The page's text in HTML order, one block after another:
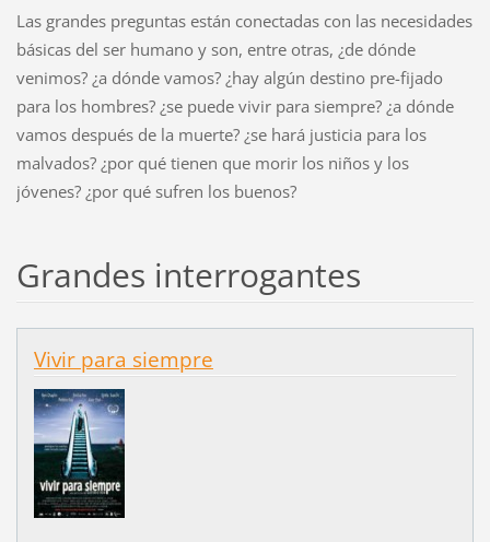
Las grandes preguntas están conectadas con las necesidades
básicas del ser humano y son, entre otras, ¿de dónde
venimos? ¿a dónde vamos? ¿hay algún destino pre-fijado
para los hombres? ¿se puede vivir para siempre? ¿a dónde
vamos después de la muerte? ¿se hará justicia para los
malvados? ¿por qué tienen que morir los niños y los
jóvenes? ¿por qué sufren los buenos?
Grandes interrogantes
Vivir para siempre